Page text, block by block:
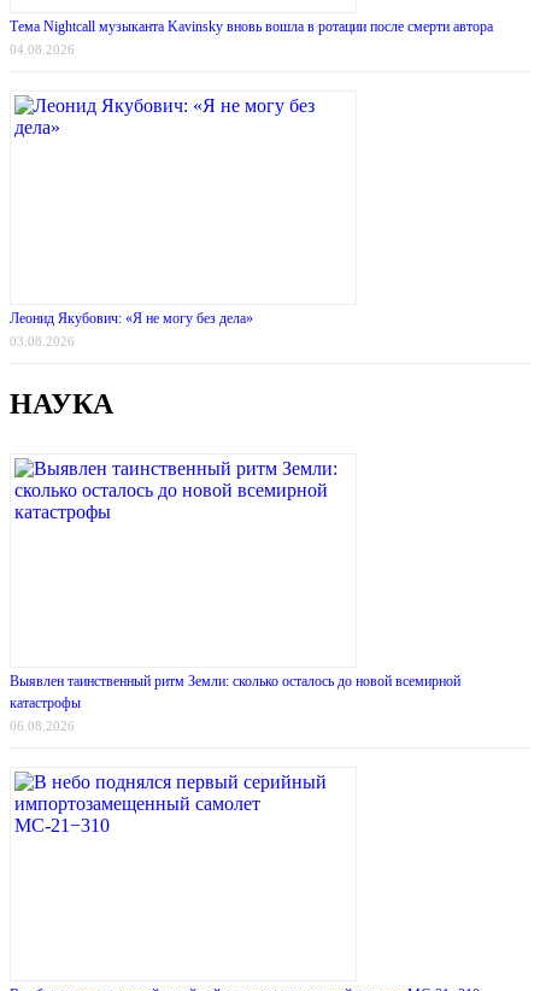
Тема Nightcall музыканта Kavinsky вновь вошла в ротации после смерти автора
04.08.2026
Леонид Якубович: «Я не могу без дела»
03.08.2026
НАУКА
Выявлен таинственный ритм Земли: сколько осталось до новой всемирной
катастрофы
06.08.2026